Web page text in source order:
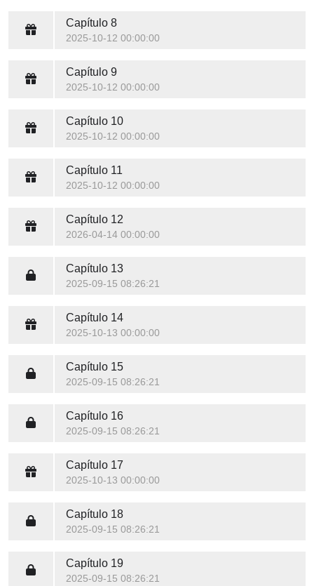
Capítulo 8
2025-10-12 00:00:00
Capítulo 9
2025-10-12 00:00:00
Capítulo 10
2025-10-12 00:00:00
Capítulo 11
2025-10-12 00:00:00
Capítulo 12
2026-04-14 00:00:00
Capítulo 13
2025-09-15 08:26:21
Capítulo 14
2025-10-13 00:00:00
Capítulo 15
2025-09-15 08:26:21
Capítulo 16
2025-09-15 08:26:21
Capítulo 17
2025-10-13 00:00:00
Capítulo 18
2025-09-15 08:26:21
Capítulo 19
2025-09-15 08:26:21